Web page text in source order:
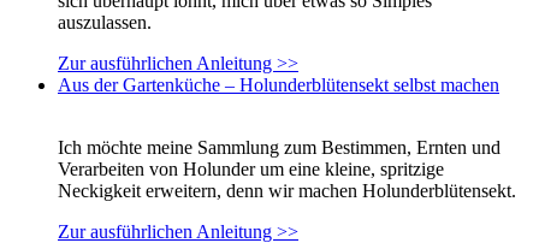
auszulassen.
Zur ausführlichen Anleitung >>
Aus der Gartenküche – Holunderblütensekt selbst machen
Ich möchte meine Sammlung zum Bestimmen, Ernten und
Verarbeiten von Holunder um eine kleine, spritzige
Neckigkeit erweitern, denn wir machen Holunderblütensekt.
Zur ausführlichen Anleitung >>